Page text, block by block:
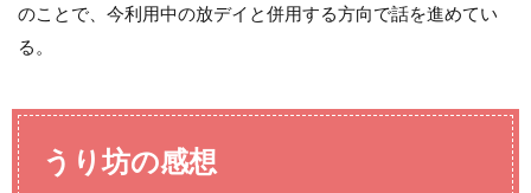
のことで、今利用中の放デイと併用する方向で話を進めてい
る。
うり坊の感想